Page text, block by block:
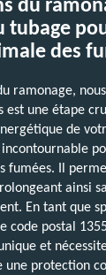
du
tubage
des
ramonage,
est une étape
de
fumées. Il
ainsi
En tant que
code postal
et
une protection